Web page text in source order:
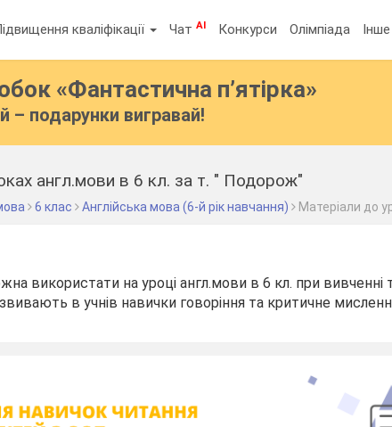
кваліфікації ЧатAI Конкурси Олімпіада Інше
«Фантастична п’ятірка»
– подарунки вигравай!
англ.мови в 6 кл. за т. " Подорож"
6 клас Англійська мова (6-й рік навчання) Матеріали до
використати на уроці англ.мови в 6 кл. при
в учнів навички говоріння та критичне